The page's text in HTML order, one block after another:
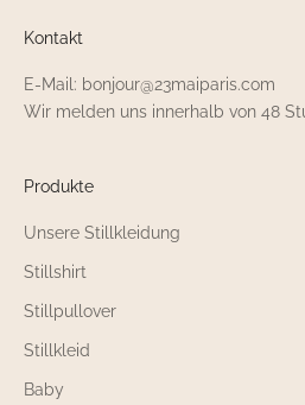
Kontakt
E-Mail: bonjour@23maiparis.com
Wir melden uns innerhalb von 48
Produkte
Unsere Stillkleidung
Stillshirt
Stillpullover
Stillkleid
Baby